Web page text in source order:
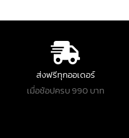
ส่งฟรีทุกออเดอร์
เมื่อช้อปครบ 990 บาท